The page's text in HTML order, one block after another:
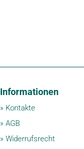
Informationen
» Kontakte
» AGB
» Widerrufsrecht